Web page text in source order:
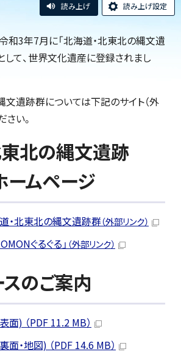
読み上げ 読み上げ設定
和3年7月に「北海道・北東北の縄文遺
して、世界文化遺産に登録されまし
文遺跡群については下記のサイト（外
さい。
北の縄文遺跡
ムページ
・北東北の縄文遺跡群（外部リンク）
ぐるぐる」 （外部リンク）
のご案内
面) （PDF 11.2 MB）
・地図) （PDF 14.6 MB）